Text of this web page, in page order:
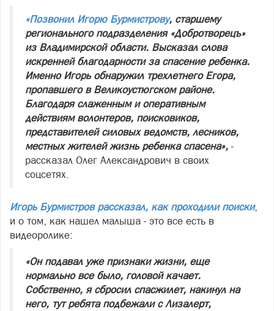
«Позвонил Игорю Бурмистрову, старшему
регионального подразделения «Добротворецъ»
из Владимирской области. Высказал слова
искренней благодарности за спасение ребенка.
Именно Игорь обнаружил трехлетнего Егора,
пропавшего в Великоустюгском районе.
Благодаря слаженным и оперативным
действиям волонтеров, поисковиков,
представителей силовых ведомств, лесников,
местных жителей жизнь ребенка спасена», -
рассказал Олег Александрович в своих
соцсетях.
Игорь Бурмистров рассказал, как проходили поиски,
и о том, как нашел малыша - это все есть в
видеоролике:
«Он подавал уже признаки жизни, еще
нормально все было, головой качает.
Собственно, я сбросил спасжилет, накинул на
него, тут ребята подбежали с Лизалерт,